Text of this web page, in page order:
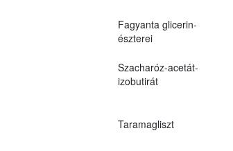
Fagyanta glicerin-
észterei
Szacharóz-acetát-
izobutirát
Taramagliszt